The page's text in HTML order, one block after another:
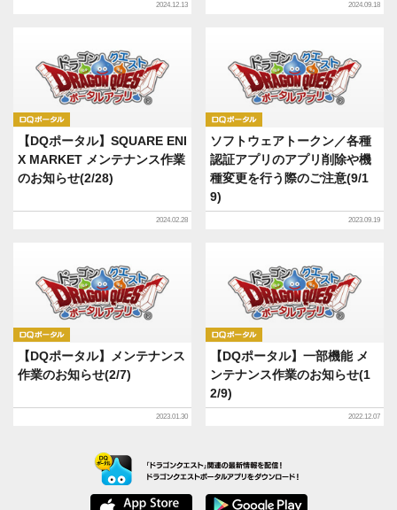
2024.12.13 2024.09.18
【DQポータル】SQUARE ENI
X MARKET メンテナンス作業
のお知らせ(2/28)
2024.02.28
ソフトウェアトークン／各種
認証アプリのアプリ削除や機
種変更を行う際のご注意(9/1
9)
2023.09.19
【DQポータル】メンテナンス
作業のお知らせ(2/7)
2023.01.30
【DQポータル】一部機能 メ
ンテナンス作業のお知らせ(1
2/9)
2022.12.07